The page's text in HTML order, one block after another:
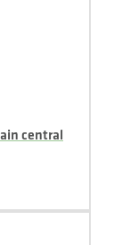
central